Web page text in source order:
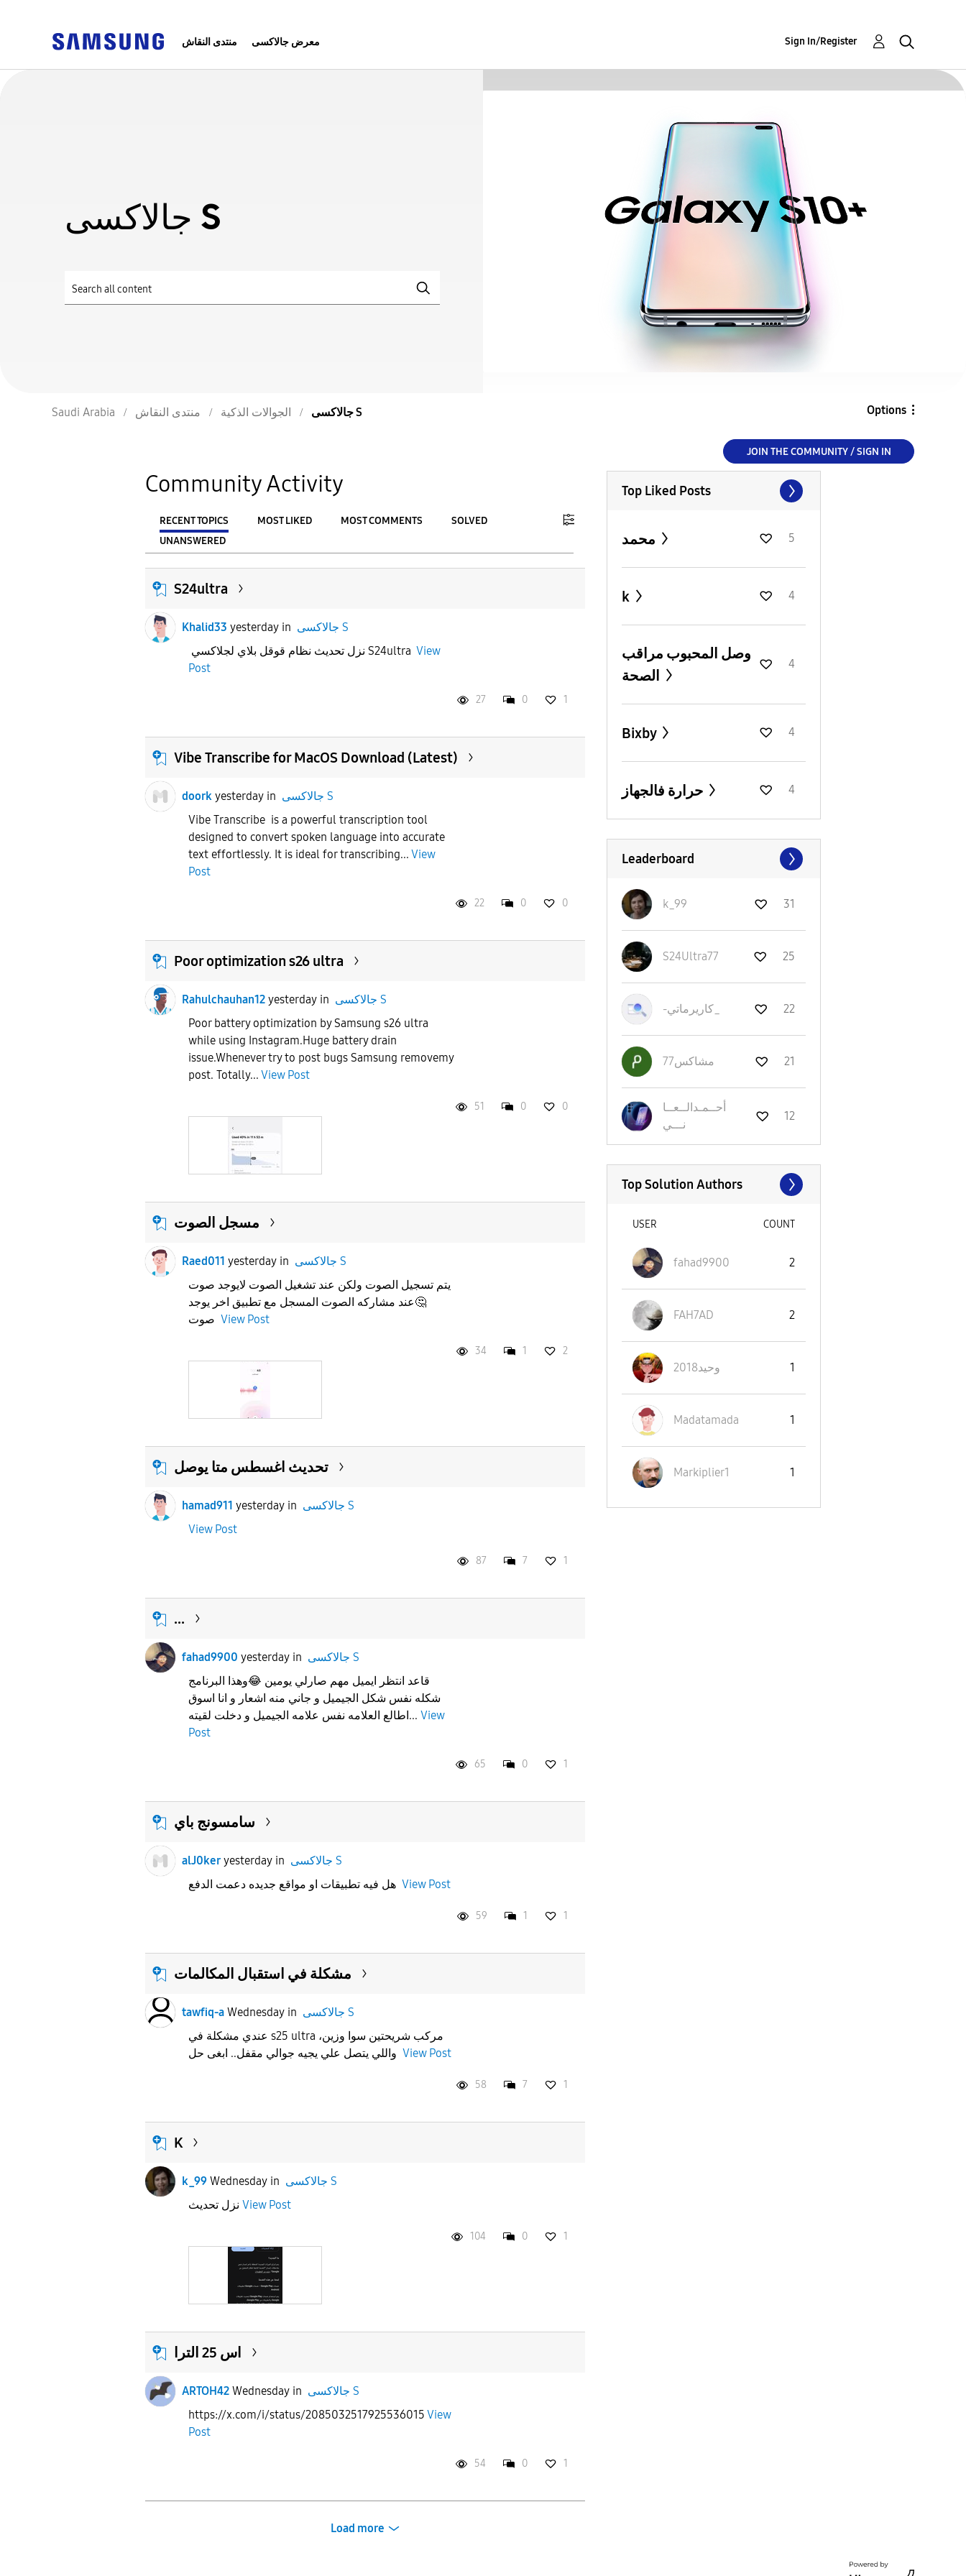
منتدى النقاش معرض جالاكسى Sign In/Register
جالاكسى S
Saudi Arabia منتدى النقاش الجوالات الذكية جالاكسى S Options
JOIN THE COMMUNITY / SIGN IN
Community Activity
RECENT TOPICS MOST LIKED MOST COMMENTS
SOLVED
UNANSWERED
From To
S24ultra
Khalid33 yesterday in
جالاكسى S
نزل تحديث نظام قوقل بلاي لجلاكسي S24ultra View
Post
27 0 1
Vibe Transcribe for MacOS Download (Latest)
doork yesterday in
جالاكسى S
Vibe Transcribe is a powerful transcription tool
designed to convert spoken language into accurate
text effortlessly. It is ideal for transcribing... View
Post
22 0 0
Poor optimization s26 ultra
Rahulchauhan12 yesterday in
جالاكسى S
Poor battery optimization by Samsung s26 ultra
while using Instagram.Huge battery drain
issue.Whenever try to post bugs Samsung removemy
post. Totally... View Post
51 0 0
مسجل الصوت
Raed011 yesterday in
جالاكسى S
يتم تسجيل الصوت ولكن عند تشغيل الصوت لايوجد صوت
🤔عند مشاركه الصوت المسجل مع تطبيق اخر يوجد
View Post
34 1 2
تحديث اغسطس متا يوصل
hamad911 yesterday in
جالاكسى S
View Post
87 7 1
...
fahad9900 yesterday in
جالاكسى S
قاعد انتظر ايميل مهم صارلي يومين 😂وهذا البرنامج
شكله نفس شكل الجيميل و جاني منه اشعار و انا اسوق
اطالع العلامه نفس علامه الجيميل و دخلت لقيته... View
Post
65 0 1
سامسونج باي
alJ0ker yesterday in
جالاكسى S
View Post
59 1 1
مشكلة في استقبال المكالمات
tawfiq-a Wednesday in
جالاكسى S
عندي مشكلة في s25 ultra ،مركب شريحتين سوا وزين
View Post
58 7 1
K
k_99 Wednesday in
جالاكسى S
View Post
104 0 1
اس 25 الترا
ARTOH42 Wednesday in
جالاكسى S
https://x.com/i/status/2085032517925536015 View
Post
54 0 1
Load more
Top Liked Posts
5
k 4
وصل المحبوب مراقب
4
Bixby 4
حرارة فالجهاز 4
Leaderboard
k_99 31
S24Ultra77 25
-كاريرماتي_ 22
مشاكس77 21
أحــمـدالــعــا
نـــي
12
Top Solution Authors
USER COUNT
fahad9900 2
FAH7AD 2
وحيد2018 1
Madatamada 1
Markiplier1 1